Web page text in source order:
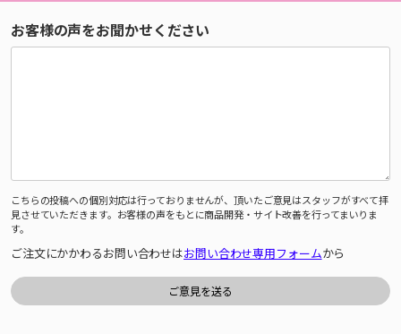
お客様の声をお聞かせください
こちらの投稿への個別対応は行っておりませんが、頂いたご意見はスタッフがすべて拝
見させていただきます。お客様の声をもとに商品開発・サイト改善を行ってまいりま
す。
ご注文にかかわるお問い合わせはお問い合わせ専用フォームから